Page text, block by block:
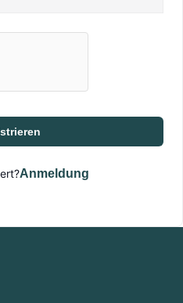
Anmeldung